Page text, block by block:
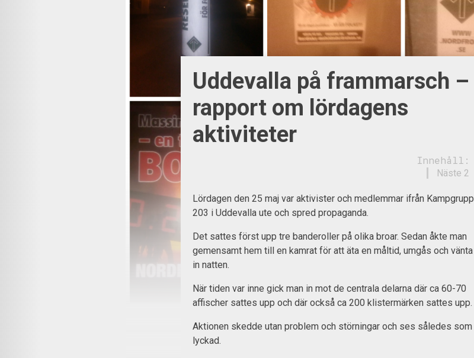
Uddevalla på frammarsch –
rapport om lördagens
aktiviteter
Innehåll:
Näste 2
Lördagen den 25 maj var aktivister och medlemmar ifrån Kampgrupp
203 i Uddevalla ute och spred propaganda.
Det sattes först upp tre banderoller på olika broar. Sedan åkte man
gemensamt hem till en kamrat för att äta en måltid, umgås och vänta
in natten.
När tiden var inne gick man in mot de centrala delarna där ca 60-70
affischer sattes upp och där också ca 200 klistermärken sattes upp.
Aktionen skedde utan problem och störningar och ses således som
lyckad.